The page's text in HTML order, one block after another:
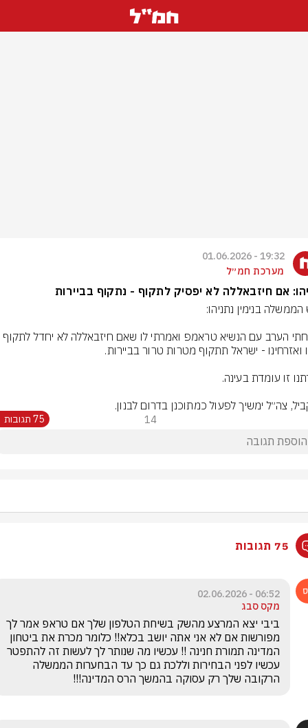
19:32 - 01.06.2026
מערכת חמ״ל
אם חיזבאללה לא יפסיק לתקוף - נתקוף בביירות
צה״ל ימשיך לפעול כמתוכנן בדרום לבנון.
14 75 תגובות
75 תגובות
06:52 - 02.06.2026
מקס סבג
הרקובה שלך רק עסוקה בהמשך הרס המדינה!!!